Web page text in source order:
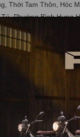
Thới Tam Thôn, Hóc
Phường Bình Hưng
hãng ủy nhiệm của